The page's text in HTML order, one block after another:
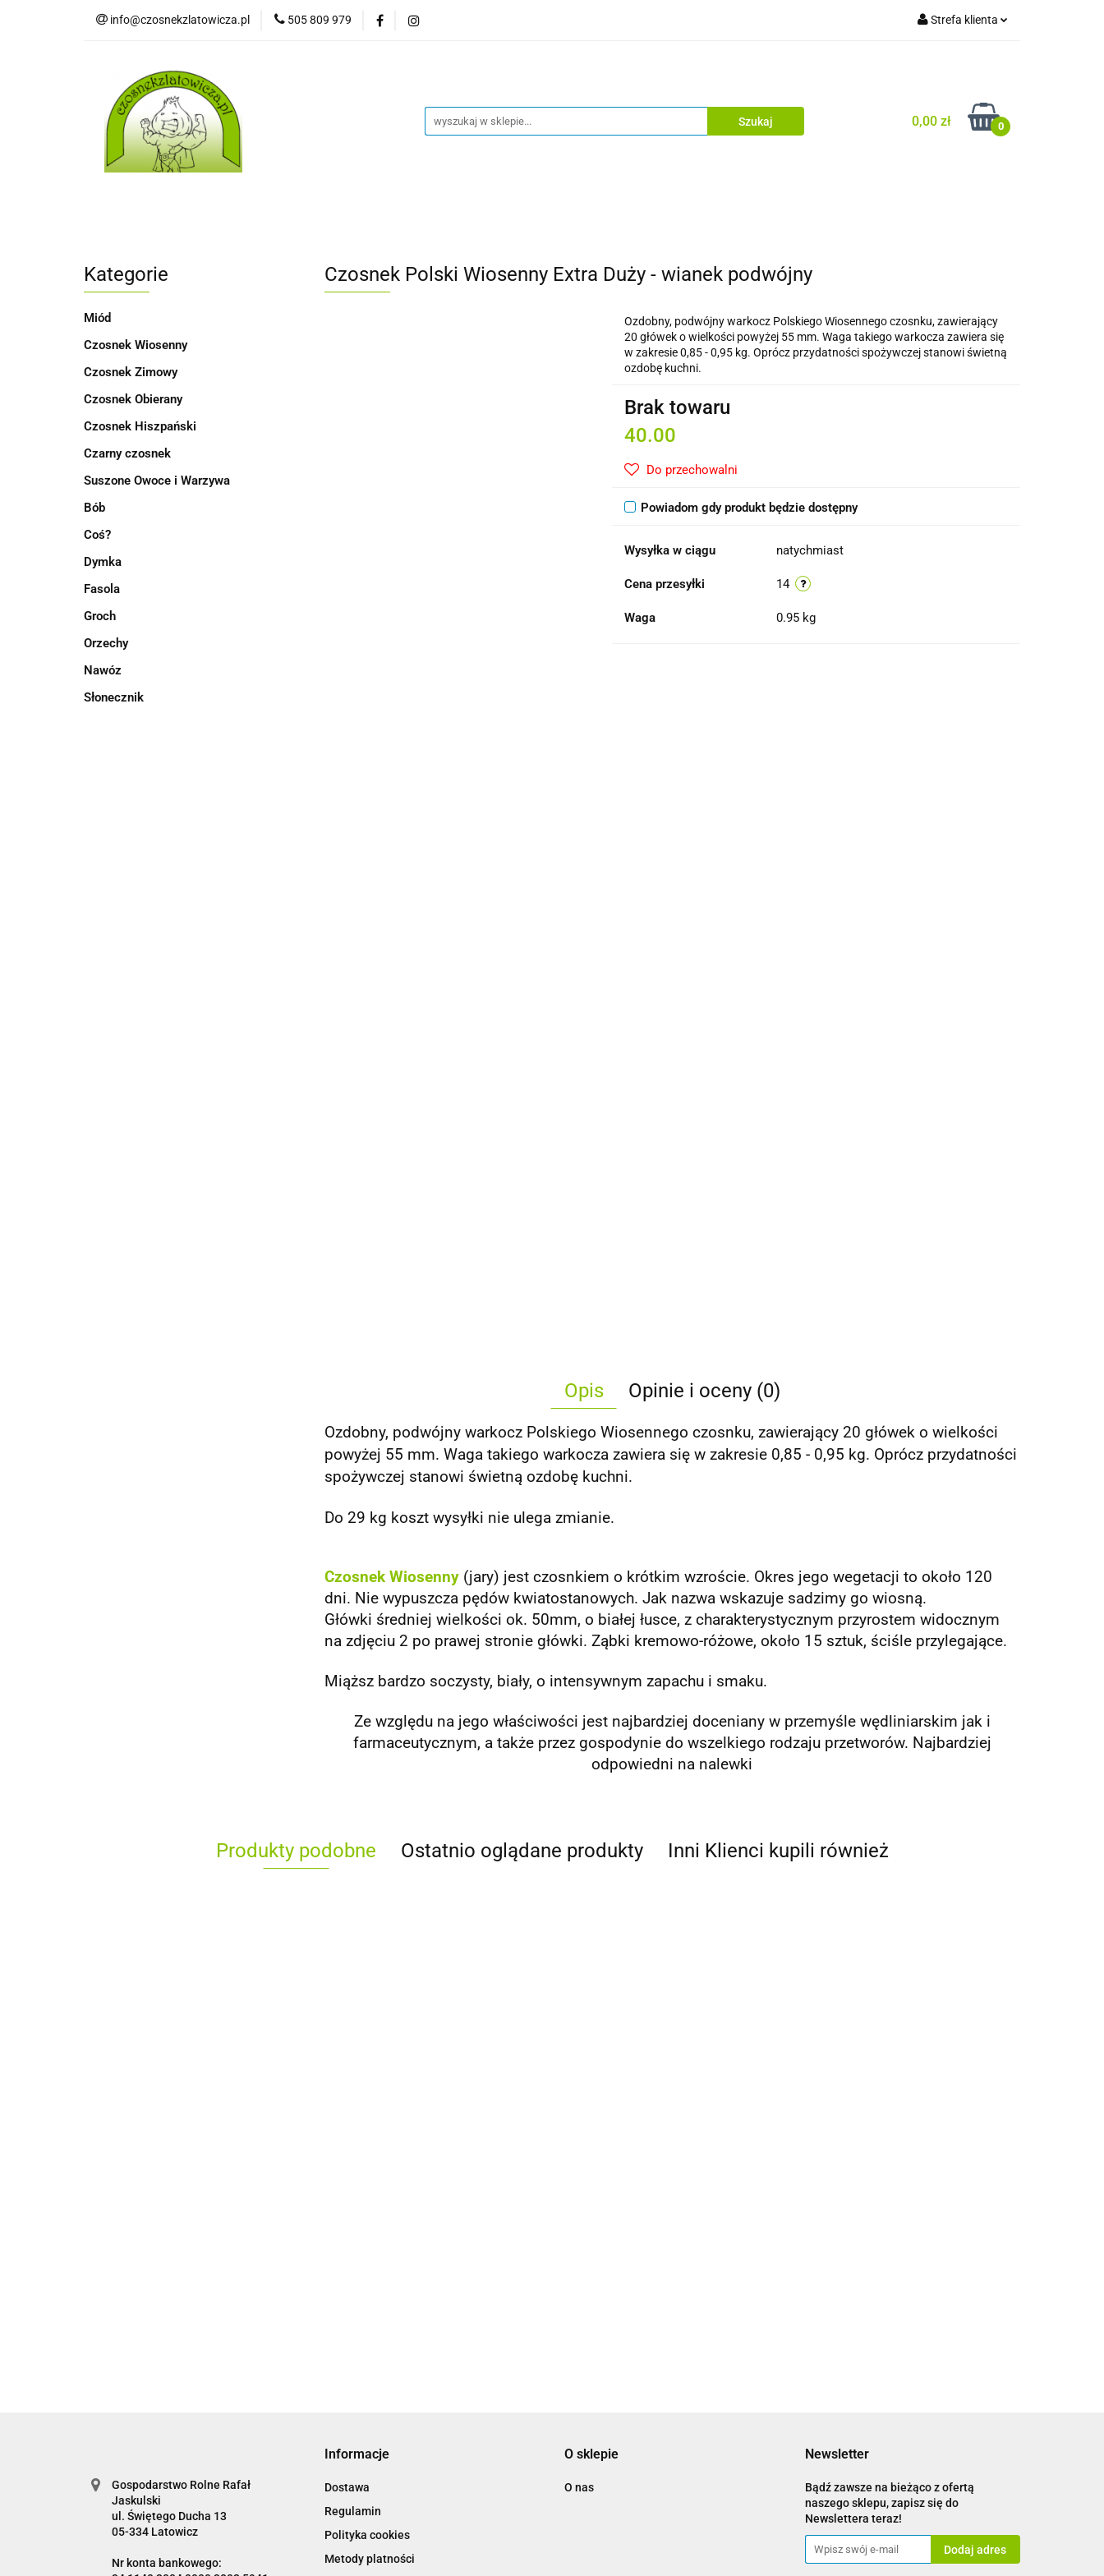
info@czosnekzlatowicza.pl 505 809 979 Strefa klienta
Dodaj zgłoszenie
0,00 zł 0
Kategorie
Miód
Czosnek Wiosenny
Czosnek Zimowy
Czosnek Obierany
Czosnek Hiszpański
Czarny czosnek
Suszone Owoce i Warzywa
Bób
Coś?
Dymka
Fasola
Groch
Orzechy
Nawóz
Słonecznik
Czosnek Polski Wiosenny Extra Duży - wianek podwójny
Ozdobny, podwójny warkocz Polskiego Wiosennego czosnku, zawierający
20 główek o wielkości powyżej 55 mm. Waga takiego warkocza zawiera się
w zakresie 0,85 - 0,95 kg. Oprócz przydatności spożywczej stanowi świetną
ozdobę kuchni.
Brak towaru
40.00
Do przechowalni
Powiadom gdy produkt będzie dostępny
Wysyłka w ciągu natychmiast
Cena przesyłki 14
Waga 0.95 kg
Opis Opinie i oceny (0)
Ozdobny, podwójny warkocz Polskiego Wiosennego czosnku, zawierający 20 główek o wielkości
powyżej 55 mm. Waga takiego warkocza zawiera się w zakresie 0,85 - 0,95 kg. Oprócz przydatności
spożywczej stanowi świetną ozdobę kuchni.
Do 29 kg koszt wysyłki nie ulega zmianie.
Czosnek Wiosenny(jary) jest czosnkiem o krótkim wzroście. Okres jego wegetacji to około 120
dni. Nie wypuszcza pędów kwiatostanowych. Jak nazwa wskazuje sadzimy go wiosną.
Główki średniej wielkości ok. 50mm, o białej łusce, z charakterystycznym przyrostem widocznym
na zdjęciu 2 po prawej stronie główki. Ząbki kremowo-różowe, około 15 sztuk, ściśle przylegające.
Miąższ bardzo soczysty, biały, o intensywnym zapachu i smaku.
Ze względu na jego właściwości jest najbardziej doceniany w przemyśle wędliniarskim jak i
farmaceutycznym, a także przez gospodynie do wszelkiego rodzaju przetworów. Najbardziej
odpowiedni na nalewki
Produkty podobne Ostatnio oglądane produkty Inni Klienci kupili również
Gospodarstwo Rolne Rafał
Jaskulski
ul. Świętego Ducha 13
05-334 Latowicz
Nr konta bankowego:
Informacje
Dostawa
Regulamin
Polityka cookies
Metody platności
O sklepie
O nas
Newsletter
Bądź zawsze na bieżąco z ofertą
naszego sklepu, zapisz się do
Newslettera teraz!